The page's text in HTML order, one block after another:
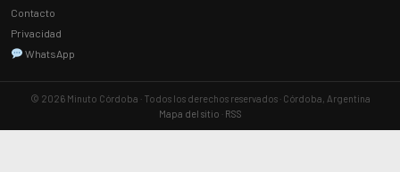
Contacto
Privacidad
WhatsApp
© 2026 Minuto Córdoba · Todos los derechos reservados · Córdoba, Argentina
Mapa del sitio · RSS